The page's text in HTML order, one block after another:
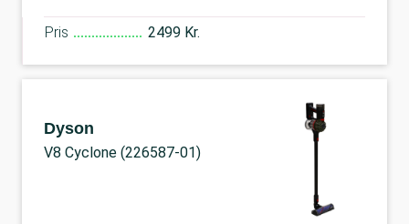
Pris 2499 Kr.
Dyson
V8 Cyclone (226587-01)